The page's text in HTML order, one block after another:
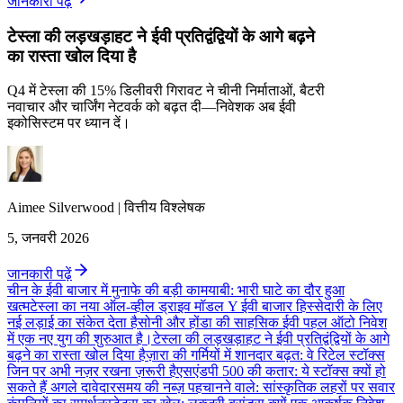
टेस्ला की लड़खड़ाहट ने ईवी प्रतिद्वंद्वियों के आगे बढ़ने
का रास्ता खोल दिया है
Q4 में टेस्ला की 15% डिलीवरी गिरावट ने चीनी निर्माताओं, बैटरी
नवाचार और चार्जिंग नेटवर्क को बढ़त दी—निवेशक अब ईवी
इकोसिस्टम पर ध्यान दें।
Aimee Silverwood |वित्तीय विश्लेषक
5, जनवरी 2026
जानकारी पढ़ें
चीन के ईवी बाजार में मुनाफे की बड़ी कामयाबी: भारी घाटे का दौर हुआ
खत्मटेस्ला का नया ऑल-व्हील ड्राइव मॉडल Y ईवी बाजार हिस्सेदारी के लिए
नई लड़ाई का संकेत देता हैसोनी और होंडा की साहसिक ईवी पहल ऑटो निवेश
में एक नए युग की शुरुआत है।टेस्ला की लड़खड़ाहट ने ईवी प्रतिद्वंद्वियों के आगे
बढ़ने का रास्ता खोल दिया हैज़ारा की गर्मियों में शानदार बढ़त: वे रिटेल स्टॉक्स
जिन पर अभी नज़र रखना ज़रूरी हैएसएंडपी 500 की कतार: ये स्टॉक्स क्यों हो
सकते हैं अगले दावेदारसमय की नब्ज़ पहचानने वाले: सांस्कृतिक लहरों पर सवार